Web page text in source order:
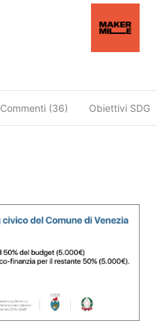
Commenti (36) Obiettivi SDGs